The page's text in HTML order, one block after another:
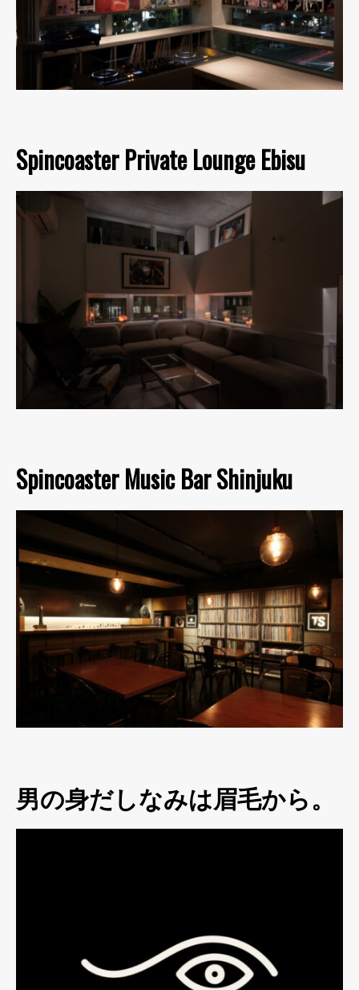
Spincoaster Private Lounge Ebisu
Spincoaster Music Bar Shinjuku
男の身だしなみは眉毛から。